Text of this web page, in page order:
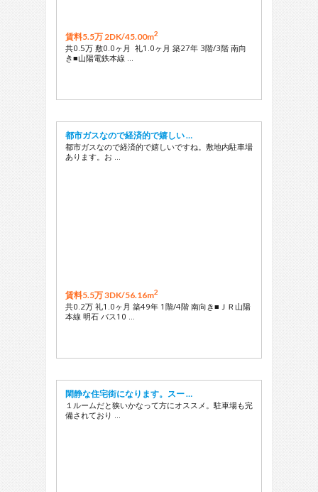
賃料5.5万 2DK/45.00m2
共0.5万 敷0.0ヶ月 礼1.0ヶ月 築27年 3階/3階 南向
き■山陽電鉄本線 …
都市ガスなので経済的で嬉しい …
都市ガスなので経済的で嬉しいですね。敷地内駐車場
あります。お …
賃料5.5万 3DK/56.16m2
共0.2万 礼1.0ヶ月 築49年 1階/4階 南向き■ＪＲ山陽
本線 明石 バス10 …
閑静な住宅街になります。スー …
１ルームだと狭いかなって方にオススメ。駐車場も完
備されており …